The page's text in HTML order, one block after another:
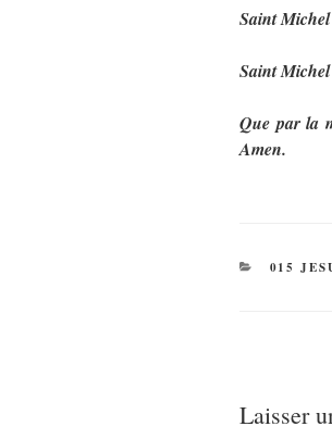
Saint Michel
Saint Michel
Que par la
Amen.
015
Laisser